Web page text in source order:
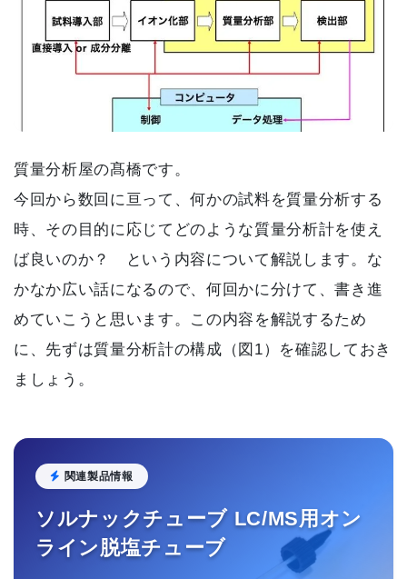
質量分析屋の髙橋です。
今回から数回に亘って、何かの試料を質量分析する
時、その目的に応じてどのような質量分析計を使え
ば良いのか？ という内容について解説します。な
かなか広い話になるので、何回かに分けて、書き進
めていこうと思います。この内容を解説するため
に、先ずは質量分析計の構成（図1）を確認しておき
ましょう。
関連製品情報
ソルナックチューブ LC/MS用オン
ライン脱塩チューブ